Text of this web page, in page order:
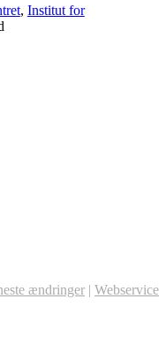
, Institut for
ændringer | Webservice